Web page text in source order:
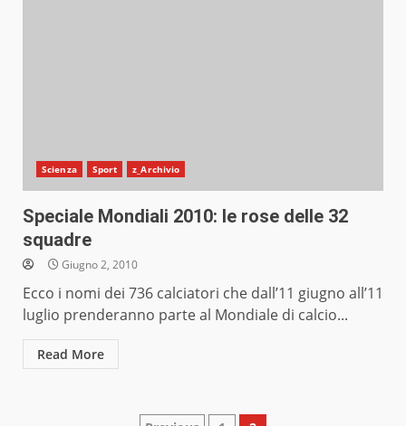
Scienza Sport z_Archivio
Speciale Mondiali 2010: le rose delle 32
squadre
Giugno 2, 2010
Ecco i nomi dei 736 calciatori che dall’11 giugno all’11
luglio prenderanno parte al Mondiale di calcio...
Read More